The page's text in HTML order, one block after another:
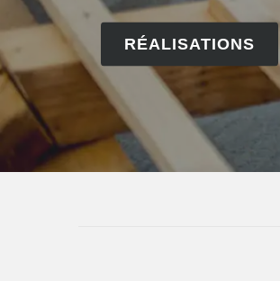
RÉALISATIONS